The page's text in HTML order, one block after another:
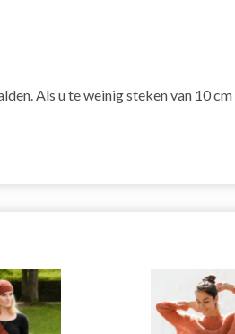
Als u te weinig steken van 10